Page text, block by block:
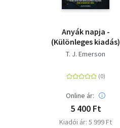
Anyák napja -
(Különleges kiadás)
T. J. Emerson
Online ár:
5 400 Ft
Kiadói ár: 5 999 Ft